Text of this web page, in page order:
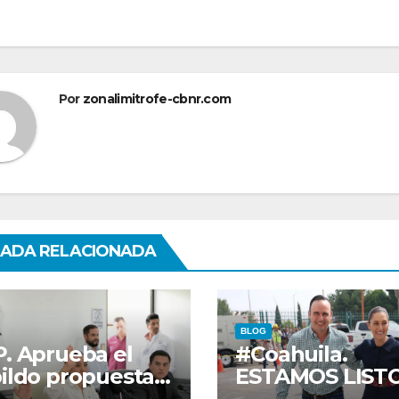
Por zonalimitrofe-cbnr.com
RELACIONADA
Aprueba el
propuesta
BLOG
#Coahuila.
ESTAMOS